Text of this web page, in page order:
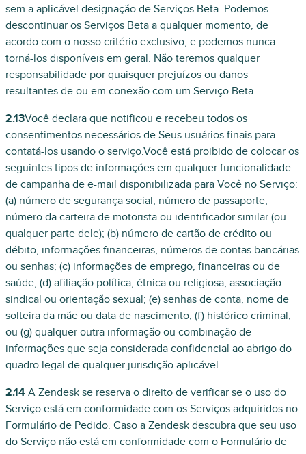
sem a aplicável designação de Serviços Beta. Podemos
descontinuar os Serviços Beta a qualquer momento, de
acordo com o nosso critério exclusivo, e podemos nunca
torná-los disponíveis em geral. Não teremos qualquer
responsabilidade por quaisquer prejuízos ou danos
resultantes de ou em conexão com um Serviço Beta.
2.13Você declara que notificou e recebeu todos os
consentimentos necessários de Seus usuários finais para
contatá-los usando o serviço.Você está proibido de colocar os
seguintes tipos de informações em qualquer funcionalidade
de campanha de e-mail disponibilizada para Você no Serviço:
(a) número de segurança social, número de passaporte,
número da carteira de motorista ou identificador similar (ou
qualquer parte dele); (b) número de cartão de crédito ou
débito, informações financeiras, números de contas bancárias
ou senhas; (c) informações de emprego, financeiras ou de
saúde; (d) afiliação política, étnica ou religiosa, associação
sindical ou orientação sexual; (e) senhas de conta, nome de
solteira da mãe ou data de nascimento; (f) histórico criminal;
ou (g) qualquer outra informação ou combinação de
informações que seja considerada confidencial ao abrigo do
quadro legal de qualquer jurisdição aplicável.
2.14 A Zendesk se reserva o direito de verificar se o uso do
Serviço está em conformidade com os Serviços adquiridos no
Formulário de Pedido. Caso a Zendesk descubra que seu uso
do Serviço não está em conformidade com o Formulário de